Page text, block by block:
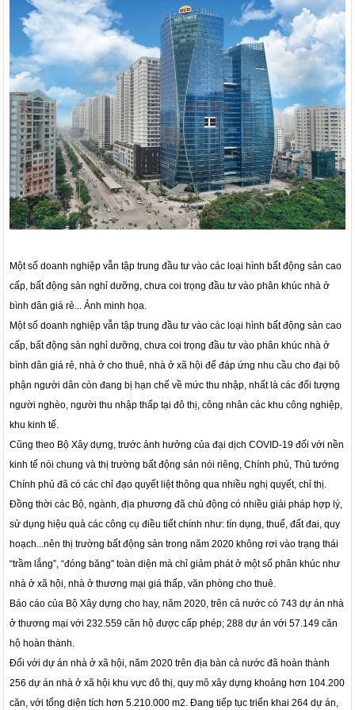
Một số doanh nghiệp vẫn tập trung đầu tư vào các loại hình bất động sản cao
cấp, bất động sản nghỉ dưỡng, chưa coi trọng đầu tư vào phân khúc nhà ở
bình dân giá rẻ... Ảnh minh họa.
Một số doanh nghiệp vẫn tập trung đầu tư vào các loại hình bất động sản cao
cấp, bất động sản nghỉ dưỡng, chưa coi trọng đầu tư vào phân khúc nhà ở
bình dân giá rẻ, nhà ở cho thuê, nhà ở xã hội để đáp ứng nhu cầu cho đại bộ
phận người dân còn đang bị hạn chế về mức thu nhập, nhất là các đối tượng
người nghèo, người thu nhập thấp tại đô thị, công nhân các khu công nghiệp,
khu kinh tế.
Cũng theo Bộ Xây dựng, trước ảnh hưởng của đại dịch COVID-19 đối với nền
kinh tế nói chung và thị trường bất động sản nói riêng, Chính phủ, Thủ tướng
Chính phủ đã có các chỉ đạo quyết liệt thông qua nhiều nghị quyết, chỉ thị.
Đồng thời các Bộ, ngành, địa phương đã chủ động có nhiều giải pháp hợp lý,
sử dụng hiệu quả các công cụ điều tiết chính như: tín dụng, thuế, đất đai, quy
hoạch...nên thị trường bất động sản trong năm 2020 không rơi vào trạng thái
“trầm lắng”, “đóng băng” toàn diện mà chỉ giảm phát ở một số phân khúc như
nhà ở xã hội, nhà ở thương mại giá thấp, văn phòng cho thuê.
Báo cáo của Bộ Xây dựng cho hay, năm 2020, trên cả nước có 743 dự án nhà
ở thương mại với 232.559 căn hộ được cấp phép; 288 dự án với 57.149 căn
hộ hoàn thành.
Đối với dự án nhà ở xã hội, năm 2020 trên địa bàn cả nước đã hoàn thành
256 dự án nhà ở xã hội khu vực đô thị, quy mô xây dựng khoảng hơn 104.200
căn, với tổng diện tích hơn 5.210.000 m2. Đang tiếp tục triển khai 264 dự án,